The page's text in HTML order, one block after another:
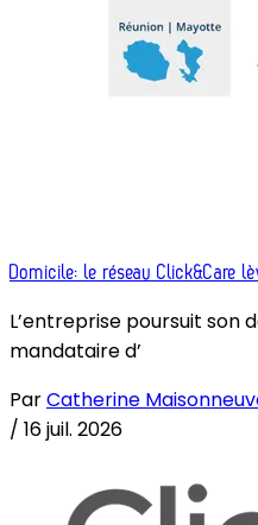
Domicile: le réseau Click&Care
L’entreprise poursuit son
mandataire d’
ParCatherine
/ 16 juil. 2026